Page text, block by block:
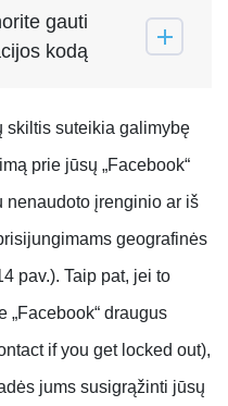
gauti
kodą
skiltis suteikia galimybę
prie jūsų „Facebook“
nenaudoto įrenginio ar iš
geografinės
pav.). Taip pat, jei to
„Facebook“ draugus
if you get locked out),
jums susigrąžinti jūsų